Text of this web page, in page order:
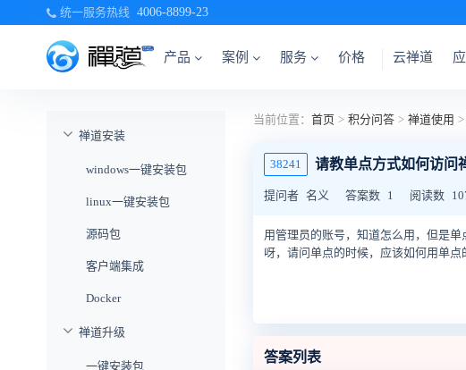
统一服务热线 4006-8899-23
产品 案例 服务 价格 云禅道
禅道安装
windows一键安装包
linux一键安装包
源码包
客户端集成
Docker
禅道升级
一键安装包
当前位置： 首页 > 积分问答 > 禅道使用 >
38241 请教单点方式如何访问
提问者 名义 答案数 1 阅读数
用管理员的账号，知道怎么用，但是
呀，请问单点的时候，应该如何用单点
答案列表